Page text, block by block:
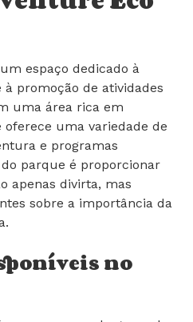
Eco
espaço dedicado à
promoção de atividades
uma área rica em
uma variedade de
e programas
parque é proporcionar
apenas divirta, mas
sobre a importância da
no